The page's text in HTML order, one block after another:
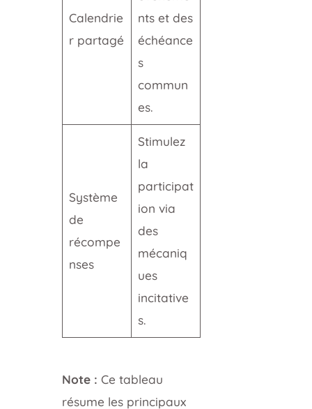
Calendrie
r partagé
nts et des
échéance
s
commun
es.
Système
de
récompe
nses
Stimulez
la
participat
ion via
des
mécaniq
ues
incitative
s.
Note : Ce tableau
résume les principaux